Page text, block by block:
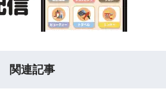
関連記事